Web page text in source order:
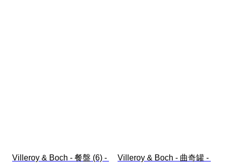
Villeroy & Boch - 餐盤 (6) -
Villeroy & Boch - 曲奇罐 -